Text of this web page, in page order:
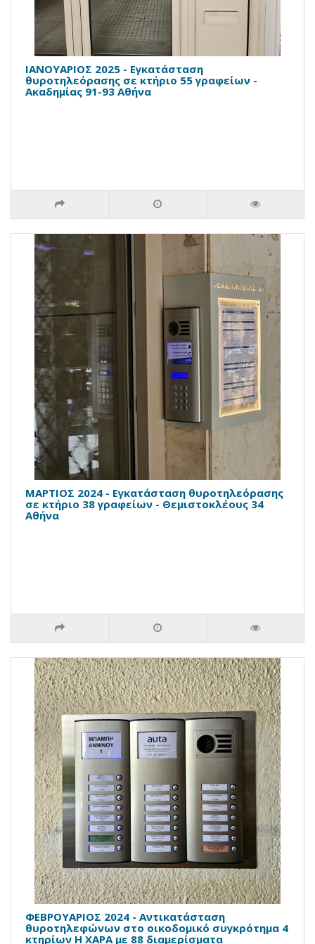
ΙΑΝΟΥΑΡΙΟΣ 2025 - Εγκατάσταση
θυροτηλεόρασης σε κτήριο 55 γραφείων -
Ακαδημίας 91-93 Αθήνα
ΜΑΡΤΙΟΣ 2024 - Εγκατάσταση θυροτηλεόρασης
σε κτήριο 38 γραφείων - Θεμιστοκλέους 34
Αθήνα
ΦΕΒΡΟΥΑΡΙΟΣ 2024 - Αντικατάσταση
θυροτηλεφώνων στο οικοδομικό συγκρότημα 4
κτηρίων Η ΧΑΡΑ με 88 διαμερίσματα